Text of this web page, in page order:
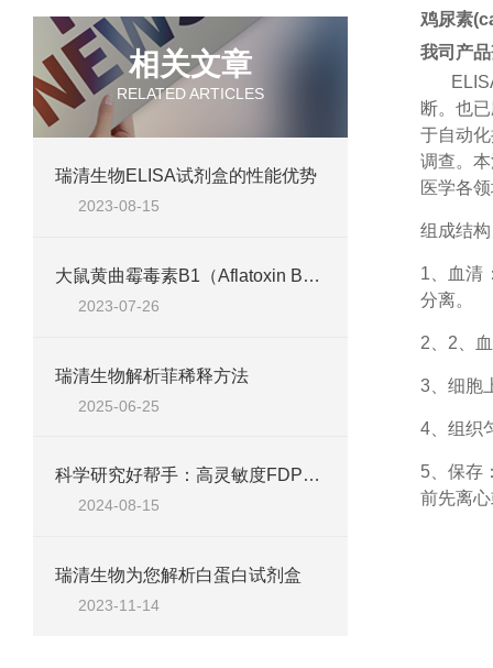
相关文章
RELATED ARTICLES
瑞清生物ELISA试剂盒的性能优势
2023-08-15
大鼠黄曲霉毒素B1（Aflatoxin B1）ELISA检测试剂盒说明
2023-07-26
瑞清生物解析菲稀释方法
2025-06-25
科学研究好帮手：高灵敏度FDP测试盒，数据更可靠
2024-08-15
瑞清生物为您解析白蛋白试剂盒
2023-11-14
鸡尿素
我司产
断。也
于自动
调查。
医学各
组成结构
1、
血清
分离。
2、 2、
3、细胞
4、组织
5、保存
前先离